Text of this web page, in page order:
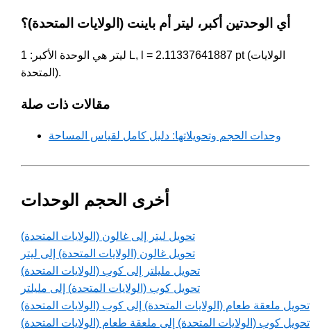
أي الوحدتين أكبر، ليتر أم باينت (الولايات المتحدة)؟
ليتر هي الوحدة الأكبر: 1 L, l = 2.11337641887 pt (الولايات
المتحدة).
مقالات ذات صلة
وحدات الحجم وتحويلاتها: دليل كامل لقياس المساحة
أخرى الحجم الوحدات
تحويل ليتر إلى غالون (الولايات المتحدة)
تحويل غالون (الولايات المتحدة) إلى ليتر
تحويل مليلتر إلى كوب (الولايات المتحدة)
تحويل كوب (الولايات المتحدة) إلى مليلتر
تحويل ملعقة طعام (الولايات المتحدة) إلى كوب (الولايات المتحدة)
تحويل كوب (الولايات المتحدة) إلى ملعقة طعام (الولايات المتحدة)